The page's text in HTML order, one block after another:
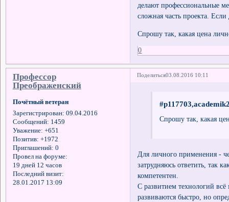
делают профессиональные
сложная часть проекта.
Спрошу так, какая цена
0
Поделиться03.08.2016 10:11
Профессор
Преображенский
Почётный ветеран
Зарегистрирован: 09.04.2016
Сообщений: 1459
Уважение: +651
Позитив: +1972
Приглашений: 0
Провел на форуме:
19 дней 12 часов
Последний визит:
28.01.2017 13:09
Спрошу так, какая
Для личного применения -
затрудняюсь ответить, так
компетентен.
С развитием технологий
развиваются быстро, но